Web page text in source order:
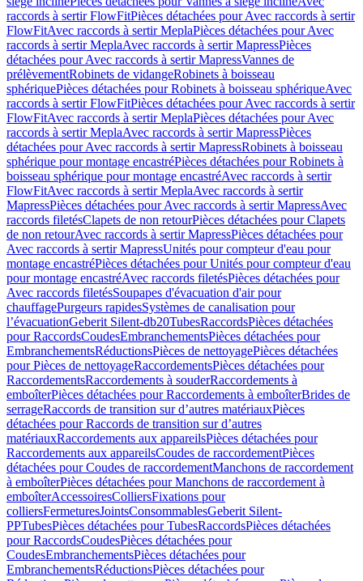
raccords à sertir FlowFitPièces détachées pour Avec raccords à sertir
FlowFitAvec raccords à sertir MeplaPièces détachées pour Avec
raccords à sertir MeplaAvec raccords à sertir MapressPièces
détachées pour Avec raccords à sertir MapressVannes de
prélèvementRobinets de vidangeRobinets à boisseau
sphériquePièces détachées pour Robinets à boisseau sphériqueAvec
raccords à sertir FlowFitPièces détachées pour Avec raccords à sertir
FlowFitAvec raccords à sertir MeplaPièces détachées pour Avec
raccords à sertir MeplaAvec raccords à sertir MapressPièces
détachées pour Avec raccords à sertir MapressRobinets à boisseau
sphérique pour montage encastréPièces détachées pour Robinets à
boisseau sphérique pour montage encastréAvec raccords à sertir
FlowFitAvec raccords à sertir MeplaAvec raccords à sertir
MapressPièces détachées pour Avec raccords à sertir MapressAvec
raccords filetésClapets de non retourPièces détachées pour Clapets
de non retourAvec raccords à sertir MapressPièces détachées pour
Avec raccords à sertir MapressUnités pour compteur d'eau pour
montage encastréPièces détachées pour Unités pour compteur d'eau
pour montage encastréAvec raccords filetésPièces détachées pour
Avec raccords filetésSoupapes d'évacuation d'air pour
chauffagePurgeurs rapidesSystèmes de canalisation pour
l’évacuationGeberit Silent-db20TubesRaccordsPièces détachées
pour RaccordsCoudesEmbranchementsPièces détachées pour
EmbranchementsRéductionsPièces de nettoyagePièces détachées
pour Pièces de nettoyageRaccordementsPièces détachées pour
RaccordementsRaccordements à souderRaccordements à
emboîterPièces détachées pour Raccordements à emboîterBrides de
serrageRaccords de transition sur d’autres matériauxPièces
détachées pour Raccords de transition sur d’autres
matériauxRaccordements aux appareilsPièces détachées pour
Raccordements aux appareilsCoudes de raccordementPièces
détachées pour Coudes de raccordementManchons de raccordement
à emboîterPièces détachées pour Manchons de raccordement à
emboîterAccessoiresColliersFixations pour
colliersFermeturesJointsConsommablesGeberit Silent-
PPTubesPièces détachées pour TubesRaccordsPièces détachées
pour RaccordsCoudesPièces détachées pour
CoudesEmbranchementsPièces détachées pour
EmbranchementsRéductionsPièces détachées pour